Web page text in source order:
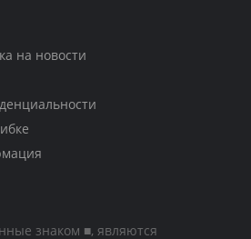
на новости
знаком ■, являются